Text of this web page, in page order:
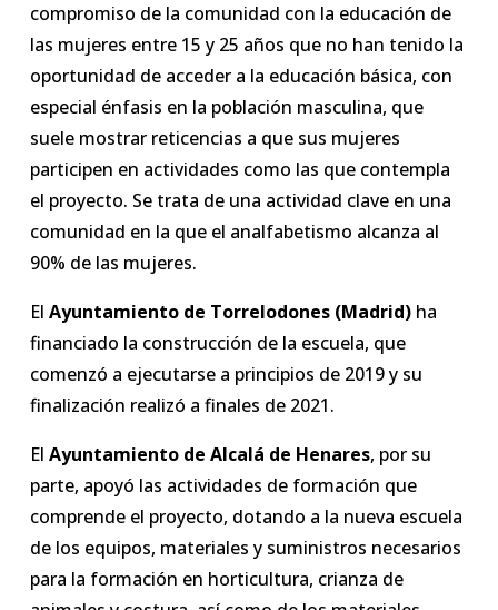
compromiso de la comunidad con la educación de
las mujeres entre 15 y 25 años que no han tenido la
oportunidad de acceder a la educación básica, con
especial énfasis en la población masculina, que
suele mostrar reticencias a que sus mujeres
participen en actividades como las que contempla
el proyecto. Se trata de una actividad clave en una
comunidad en la que el analfabetismo alcanza al
90% de las mujeres.
El Ayuntamiento de Torrelodones (Madrid)ha
financiado la construcción de la escuela, que
comenzó a ejecutarse a principios de 2019 y su
finalización realizó a finales de 2021.
El Ayuntamiento de Alcalá de Henares, por su
parte, apoyó las actividades de formación que
comprende el proyecto, dotando a la nueva escuela
de los equipos, materiales y suministros necesarios
para la formación en horticultura, crianza de